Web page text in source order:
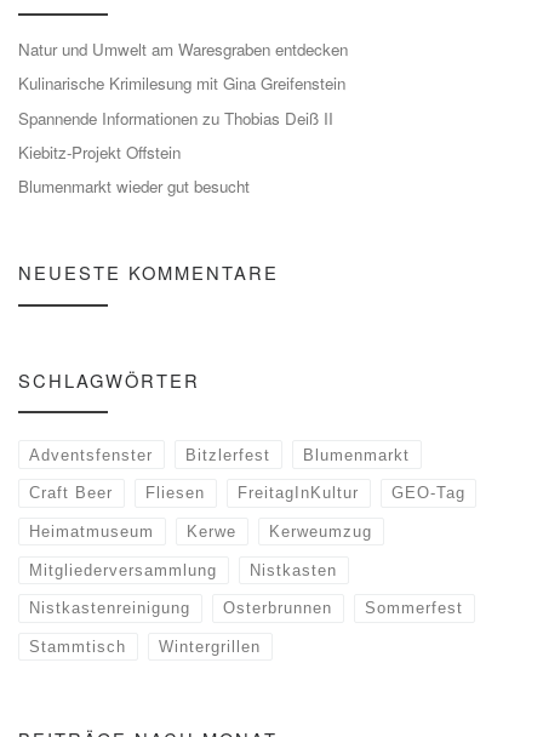
Natur und Umwelt am Waresgraben entdecken
Kulinarische Krimilesung mit Gina Greifenstein
Spannende Informationen zu Thobias Deiß II
Kiebitz-Projekt Offstein
Blumenmarkt wieder gut besucht
NEUESTE KOMMENTARE
SCHLAGWÖRTER
Adventsfenster Bitzlerfest Blumenmarkt
Craft Beer Fliesen FreitagInKultur GEO-Tag
Heimatmuseum Kerwe Kerweumzug
Mitgliederversammlung Nistkasten
Nistkastenreinigung Osterbrunnen Sommerfest
Stammtisch Wintergrillen